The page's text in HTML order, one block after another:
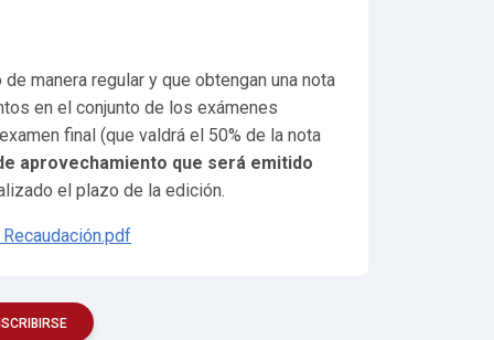
manera regular y que obtengan una nota
en el conjunto de los exámenes
final (que valdrá el 50% de la nota
aprovechamiento que será emitido
el plazo de la edición.